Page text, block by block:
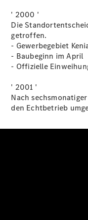
' 2000 '
Die
getroffen.
- Gewerbegebiet
- Baubeginn im April
- Offizielle
' 2001 '
Nach
den Echtbetrieb